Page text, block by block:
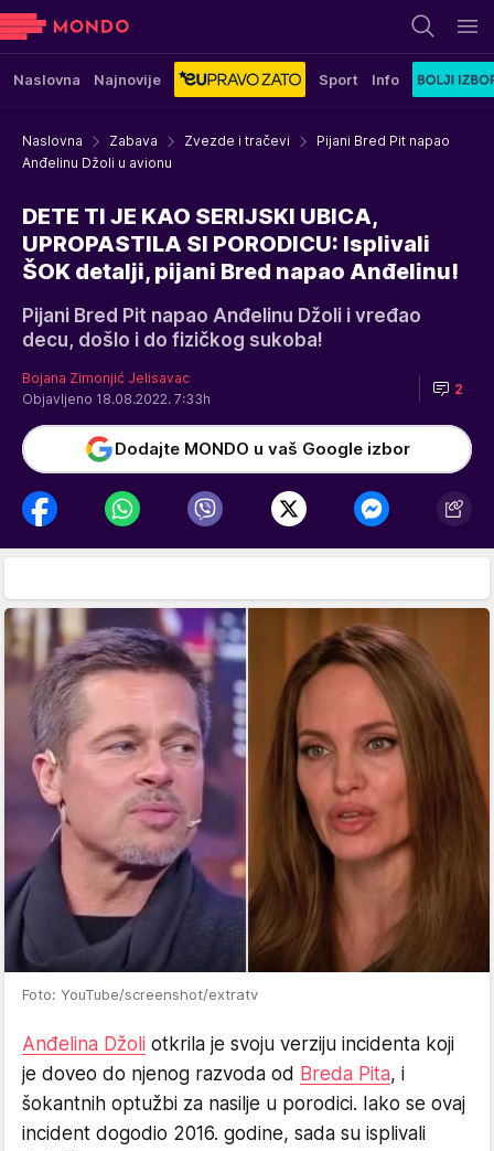
Naslovna Najnovije Sport Info
Naslovna Zabava Zvezde i tračevi
Pijani Bred Pit napao
Anđelinu Džoli u avionu
DETE TI JE KAO SERIJSKI UBICA,
UPROPASTILA SI PORODICU: Isplivali
ŠOK detalji, pijani Bred napao Anđelinu!
Pijani Bred Pit napao Anđelinu Džoli i vređao
decu, došlo i do fizičkog sukoba!
Bojana Zimonjić Jelisavac
Objavljeno 18.08.2022. 7:33h
2
Dodajte MONDO u vaš Google izbor
Foto: YouTube/screenshot/extratv
Anđelina Džoli otkrila je svoju verziju incidenta koji
je doveo do njenog razvoda od Breda Pita, i
šokantnih optužbi za nasilje u porodici. Iako se ovaj
incident dogodio 2016. godine, sada su isplivali